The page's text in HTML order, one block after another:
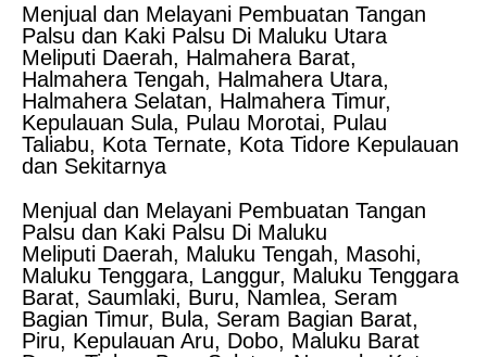
Menjual dan Melayani Pembuatan Tangan
Palsu dan Kaki Palsu Di Maluku Utara
Meliputi Daerah, Halmahera Barat,
Halmahera Tengah, Halmahera Utara,
Halmahera Selatan, Halmahera Timur,
Kepulauan Sula, Pulau Morotai, Pulau
Taliabu, Kota Ternate, Kota Tidore Kepulauan
dan Sekitarnya
Menjual dan Melayani Pembuatan Tangan
Palsu dan Kaki Palsu Di Maluku
Meliputi Daerah, Maluku Tengah, Masohi,
Maluku Tenggara, Langgur, Maluku Tenggara
Barat, Saumlaki, Buru, Namlea, Seram
Bagian Timur, Bula, Seram Bagian Barat,
Piru, Kepulauan Aru, Dobo, Maluku Barat